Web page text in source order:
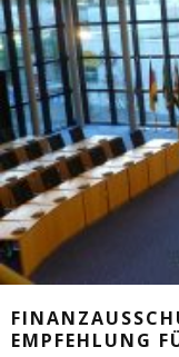
EMPFEHLUNG